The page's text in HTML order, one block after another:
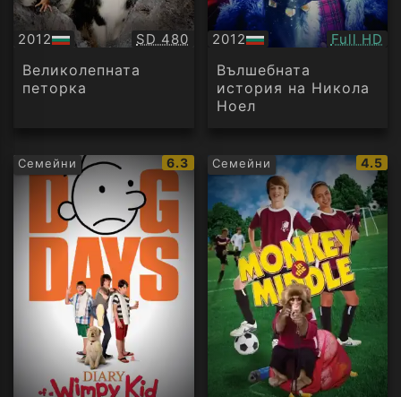
2012
БГ
аудио
Качество:
SD 480
Великолепната
петорка
2012
БГ
аудио
Full HD
Вълшебната
история на Никола
Ноел
Семейни
IMDb
рейтинг:
6.3 Семейни
IMDb
4.5